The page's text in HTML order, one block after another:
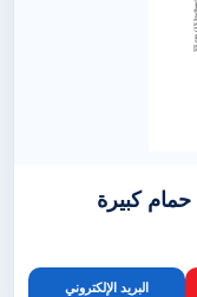
كبيرة
البريد الإلكتروني